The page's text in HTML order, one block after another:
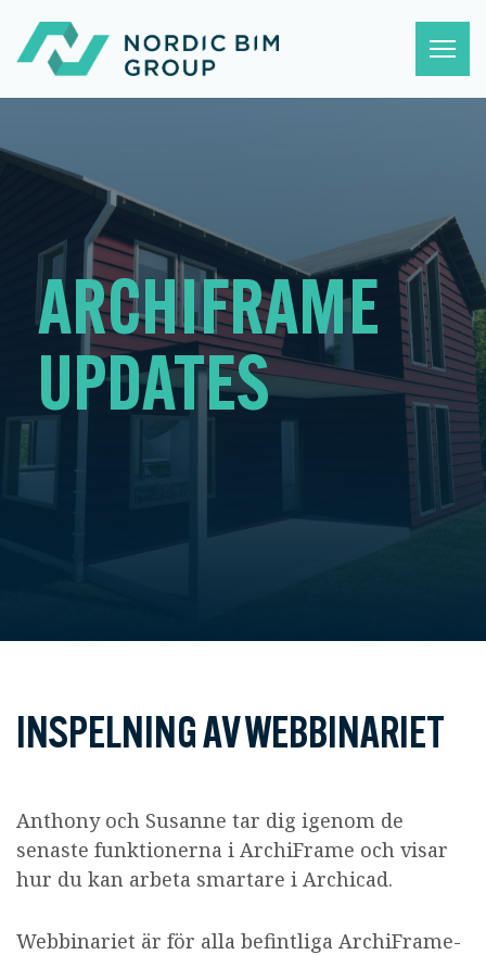
ARCHIFRAME
UPDATES
INSPELNING AV WEBBINARIET
Anthony och Susanne tar dig igenom de
senaste funktionerna i ArchiFrame och visar
hur du kan arbeta smartare i Archicad.
Webbinariet är för alla befintliga ArchiFrame-